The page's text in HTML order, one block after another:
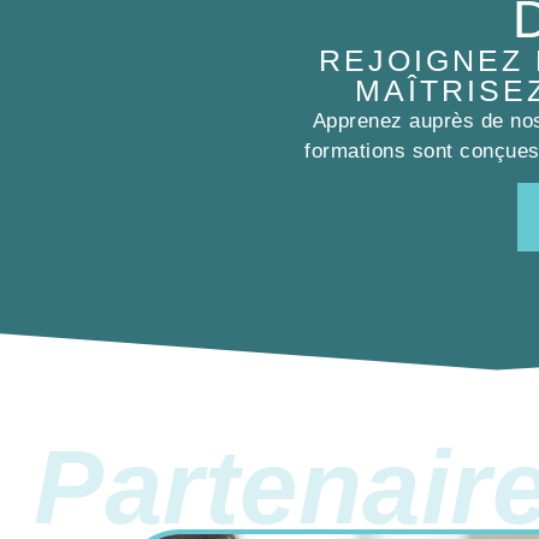
REJOIGNEZ
Apprenez auprès de
formations sont